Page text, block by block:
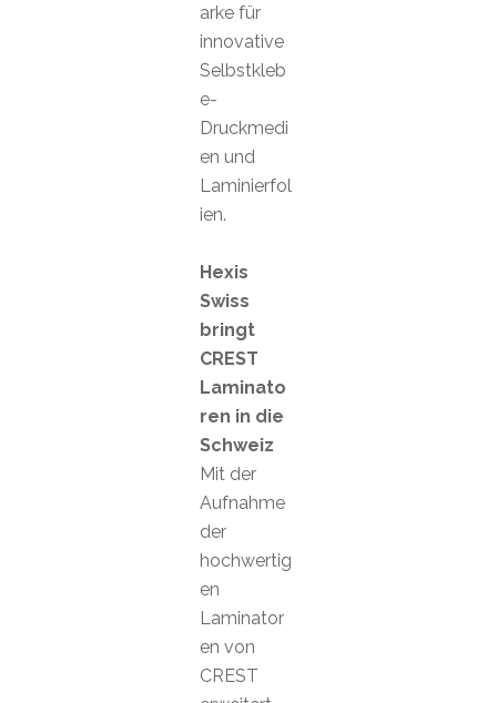
arke für
innovative
Selbstkleb
e-
Druckmedi
en und
Laminierfol
ien.
Hexis
Swiss
bringt
CREST
Laminato
ren in die
Schweiz
Mit der
Aufnahme
der
hochwertig
en
Laminator
en von
CREST